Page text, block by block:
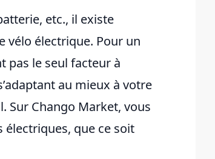
etc., il existe
vélo électrique. Pour un
pas le seul facteur à
au mieux à votre
Sur Chango Market, vous
électriques, que ce soit